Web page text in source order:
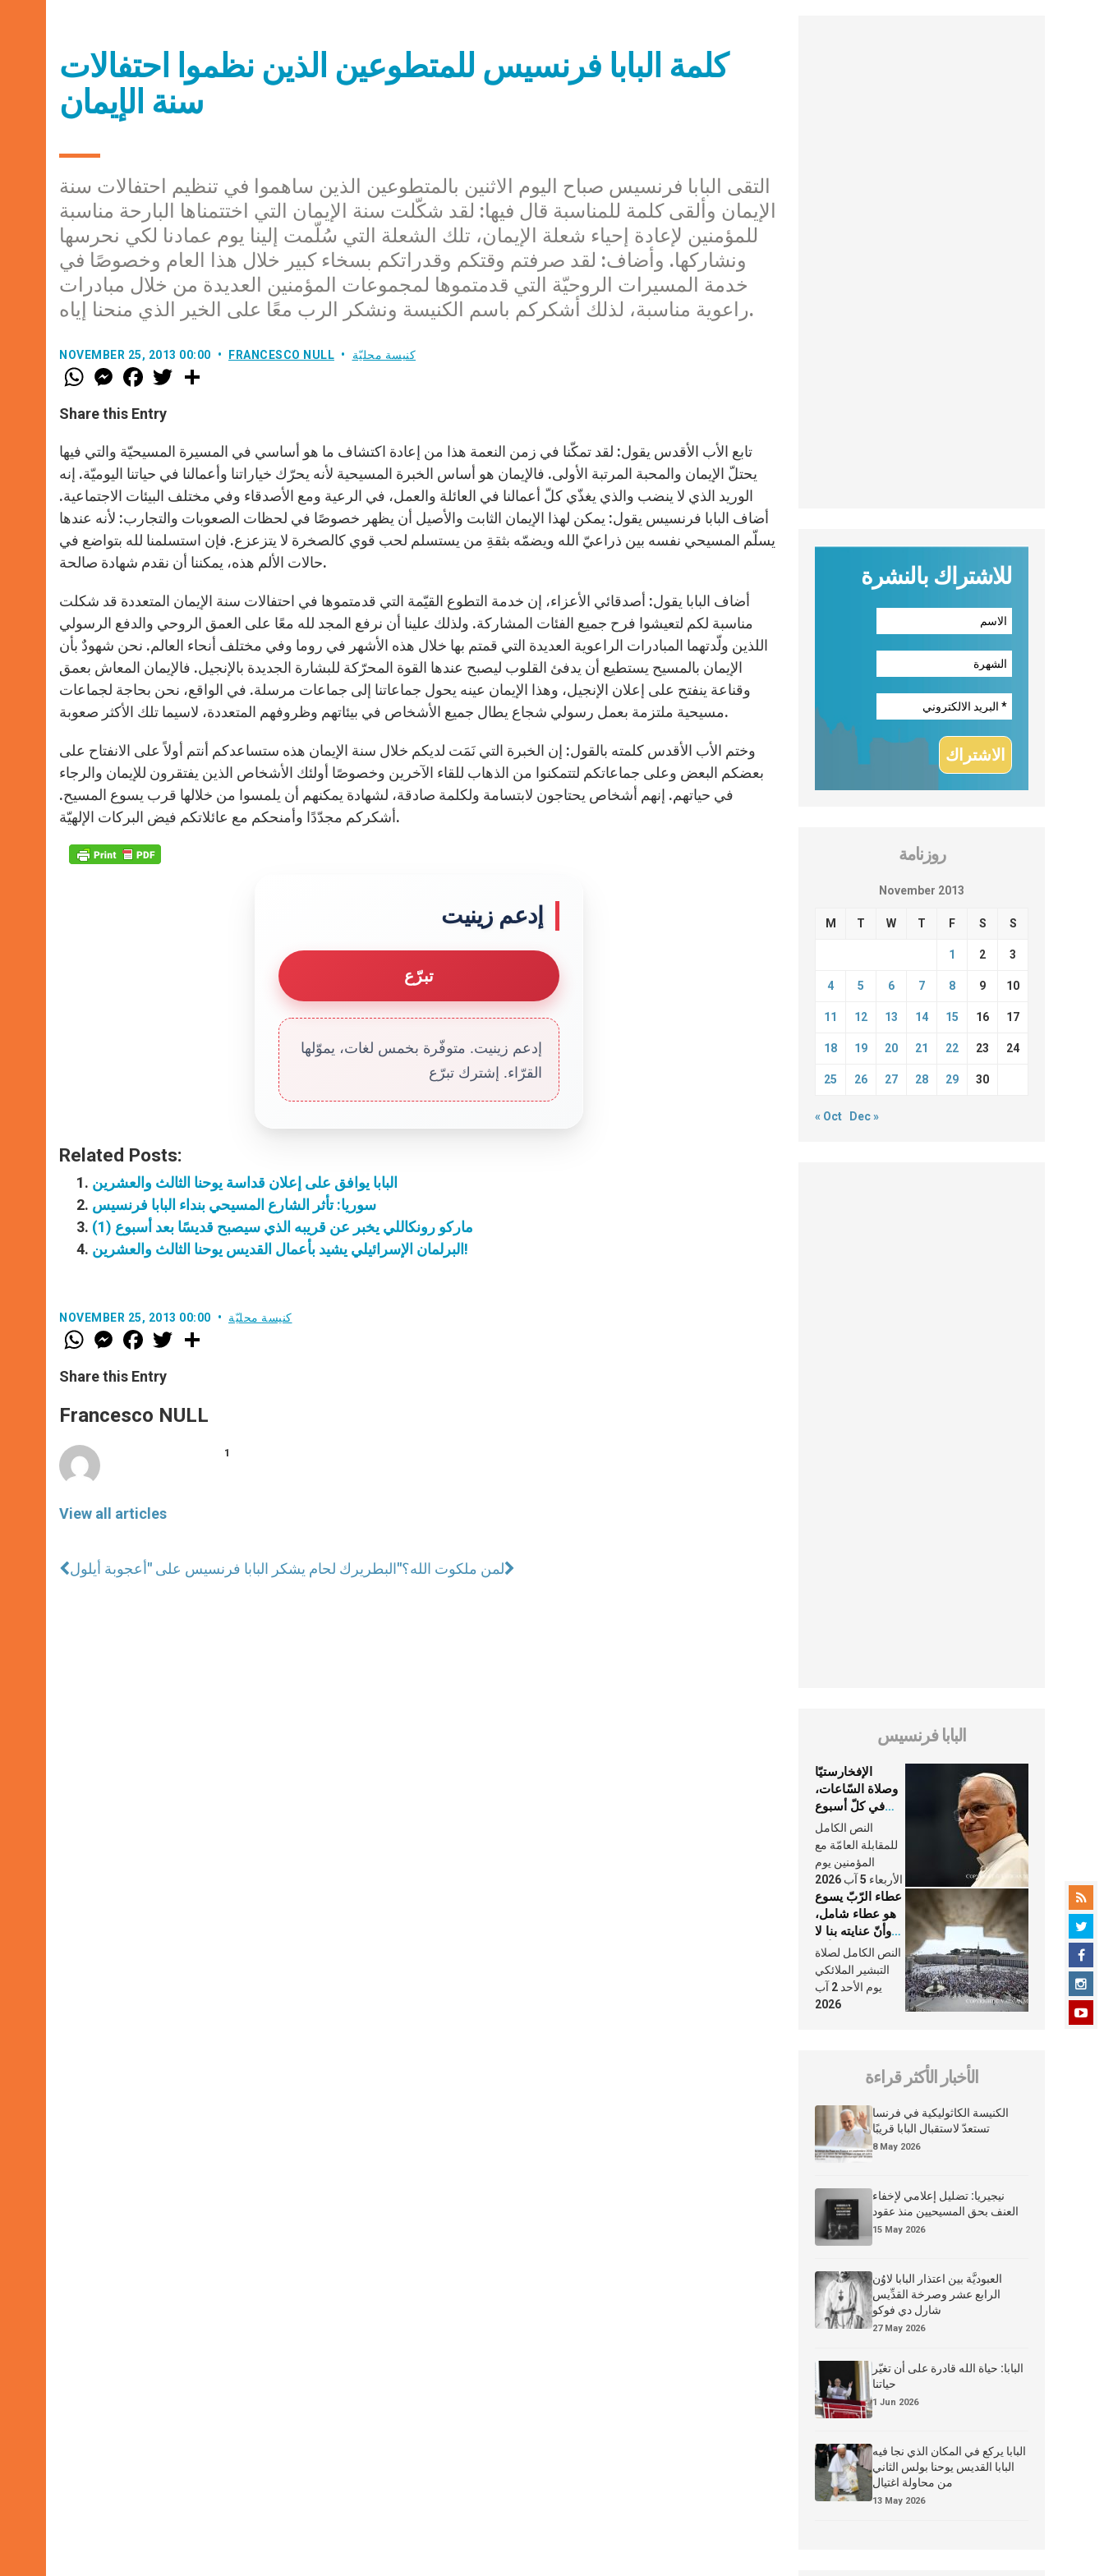
كلمة البابا فرنسيس للمتطوعين الذين نظموا احتفالات
سنة الإيمان
التقى البابا فرنسيس صباح اليوم الاثنين بالمتطوعين الذين ساهموا في تنظيم احتفالات سنة
الإيمان وألقى كلمة للمناسبة قال فيها: لقد شكّلت سنة الإيمان التي اختتمناها البارحة مناسبة
للمؤمنين لإعادة إحياء شعلة الإيمان، تلك الشعلة التي سُلّمت إلينا يوم عمادنا لكي نحرسها
ونشاركها. وأضاف: لقد صرفتم وقتكم وقدراتكم بسخاء كبير خلال هذا العام وخصوصًا في
خدمة المسيرات الروحيّة التي قدمتموها لمجموعات المؤمنين العديدة من خلال مبادرات
راعوية مناسبة، لذلك أشكركم باسم الكنيسة ونشكر الرب معًا على الخير الذي منحنا إياه.
NOVEMBER 25, 2013 00:00 FRANCESCO NULL كنيسة محليّة
W
h
t
s
p
p
M
e
s
e
g
e
r
F
a
e
b
o
k
w
r
Share this Entry
تابع الأب الأقدس يقول: لقد تمكّنا في زمن النعمة هذا من إعادة اكتشاف ما هو أساسي في المسيرة المسيحيّة والتي فيها
يحتلّ الإيمان والمحبة المرتبة الأولى. فالإيمان هو أساس الخبرة المسيحية لأنه يحرّك خياراتنا وأعمالنا في حياتنا اليوميّة. إنه
الوريد الذي لا ينضب والذي يغذّي كلّ أعمالنا في العائلة والعمل، في الرعية ومع الأصدقاء وفي مختلف البيئات الاجتماعية.
أضاف البابا فرنسيس يقول: يمكن لهذا الإيمان الثابت والأصيل أن يظهر خصوصًا في لحظات الصعوبات والتجارب: لأنه عندها
يسلّم المسيحي نفسه بين ذراعيّ الله ويضمّه بثقةِ من يستسلم لحب قوي كالصخرة لا يتزعزع. فإن استسلمنا لله بتواضع في
حالات الألم هذه، يمكننا أن نقدم شهادة صالحة.
أضاف البابا يقول: أصدقائي الأعزاء، إن خدمة التطوع القيّمة التي قدمتموها في احتفالات سنة الإيمان المتعددة قد شكلت
مناسبة لكم لتعيشوا فرح جميع الفئات المشاركة. ولذلك علينا أن نرفع المجد لله معًا على العمق الروحي والدفع الرسولي
اللذين ولّدتهما المبادرات الراعوية العديدة التي قمتم بها خلال هذه الأشهر في روما وفي مختلف أنحاء العالم. نحن شهودٌ بأن
الإيمان بالمسيح يستطيع أن يدفئ القلوب ليصبح عندها القوة المحرّكة للبشارة الجديدة بالإنجيل. فالإيمان المعاش بعمق
وقناعة ينفتح على إعلان الإنجيل، وهذا الإيمان عينه يحول جماعاتنا إلى جماعات مرسلة. في الواقع، نحن بحاجة لجماعات
مسيحية ملتزمة بعمل رسولي شجاع يطال جميع الأشخاص في بيئاتهم وظروفهم المتعددة، لاسيما تلك الأكثر صعوبة.
وختم الأب الأقدس كلمته بالقول: إن الخبرة التي نَمَت لديكم خلال سنة الإيمان هذه ستساعدكم أنتم أولاً على الانفتاح على
بعضكم البعض وعلى جماعاتكم لتتمكنوا من الذهاب للقاء الآخرين وخصوصًا أولئك الأشخاص الذين يفتقرون للإيمان والرجاء
في حياتهم. إنهم أشخاص يحتاجون لابتسامة ولكلمة صادقة، لشهادة يمكنهم أن يلمسوا من خلالها قرب يسوع المسيح.
أشكركم مجدّدًا وأمنحكم مع عائلاتكم فيض البركات الإلهيّة.
إدعم زينيت
تبرّع
إدعم زينيت. متوفّرة بخمس لغات، يموّلها
القرّاء. إشترك تبرّع
Related Posts:
البابا يوافق على إعلان قداسة يوحنا الثالث والعشرين
سوريا: تأثر الشارع المسيحي بنداء البابا فرنسيس
ماركو رونكاللي يخبر عن قريبه الذي سيصبح قديسًا بعد أسبوع (1)
البرلمان الإسرائيلي يشيد بأعمال القديس يوحنا الثالث والعشرين!
NOVEMBER 25, 2013 00:00 كنيسة محليّة
W
h
t
s
p
p
M
e
s
e
g
e
F
a
e
b
o
k
w
r
Share this Entry
Francesco NULL
View all articles
1
البطريرك لحام يشكر البابا فرنسيس على "أعجوبة أيلول"لمن ملكوت الله؟
للاشتراك بالنشرة
روزنامة
November 2013
M T W T F S S
1 2 3
4 5 6 7 8 9 10
11 12 13 14 15 16 17
18 19 20 21 22 23 24
25 26 27 28 29 30
« Oct Dec »
البابا فرنسيس
الإفخارستيّا
وصلاة السّاعات،
في كلّ أسبوع
وكلّ يوم، هما
النَّفَس في حياة
الكنيسة
النص الكامل
للمقابلة العامّة مع
المؤمنين يوم
الأربعاء 5 آب 2026
عطاء الرّبّ يسوع
هو عطاء شامل،
وأنّ عنايته بنا لا
تغيب عنّا أبدًا
النص الكامل لصلاة
التبشير الملائكي
يوم الأحد 2 آب
2026
الأخبار الأكثر قراءة
الكنيسة الكاثوليكية في فرنسا
تستعدّ لاستقبال البابا قريبًا
8 May 2026
نيجيريا: تضليل إعلامي لإخفاء
العنف بحق المسيحيين منذ عقود
15 May 2026
العبوديَّة بين اعتذار البابا لاوُن
الرابع عشر وصرخة القدِّيس
شارل دي فوكو
27 May 2026
البابا: حياة الله قادرة على أن تغيّر
حياتنا
1 Jun 2026
البابا يركع في المكان الذي نجا فيه
البابا القديس يوحنا بولس الثاني
من محاولة اغتيال
13 May 2026